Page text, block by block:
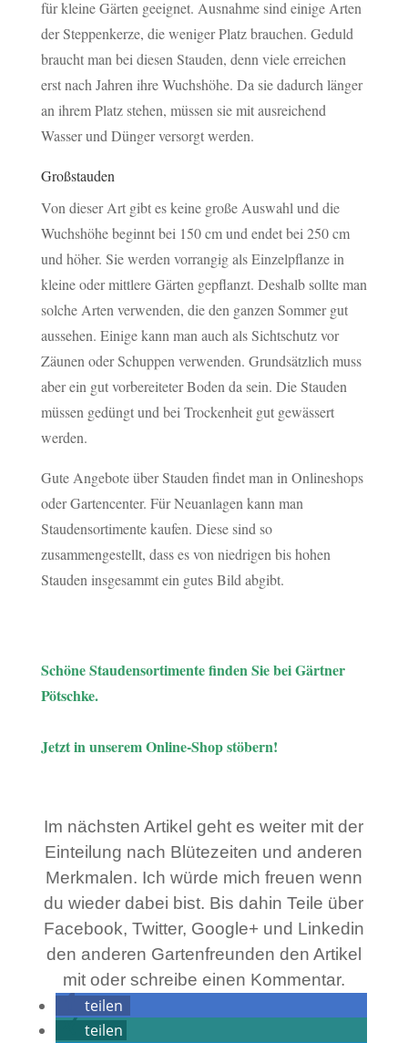
für kleine Gärten geeignet. Ausnahme sind einige Arten
der Steppenkerze, die weniger Platz brauchen. Geduld
braucht man bei diesen Stauden, denn viele erreichen
erst nach Jahren ihre Wuchshöhe. Da sie dadurch länger
an ihrem Platz stehen, müssen sie mit ausreichend
Wasser und Dünger versorgt werden.
Großstauden
Von dieser Art gibt es keine große Auswahl und die
Wuchshöhe beginnt bei 150 cm und endet bei 250 cm
und höher. Sie werden vorrangig als Einzelpflanze in
kleine oder mittlere Gärten gepflanzt. Deshalb sollte man
solche Arten verwenden, die den ganzen Sommer gut
aussehen. Einige kann man auch als Sichtschutz vor
Zäunen oder Schuppen verwenden. Grundsätzlich muss
aber ein gut vorbereiteter Boden da sein. Die Stauden
müssen gedüngt und bei Trockenheit gut gewässert
werden.
Gute Angebote über Stauden findet man in Onlineshops
oder Gartencenter. Für Neuanlagen kann man
Staudensortimente kaufen. Diese sind so
zusammengestellt, dass es von niedrigen bis hohen
Stauden insgesammt ein gutes Bild abgibt.
Schöne Staudensortimente finden Sie bei Gärtner
Pötschke.
Jetzt in unserem Online-Shop stöbern!
Im nächsten Artikel geht es weiter mit der
Einteilung nach Blütezeiten und anderen
Merkmalen. Ich würde mich freuen wenn
du wieder dabei bist. Bis dahin Teile über
Facebook, Twitter, Google+ und Linkedin
den anderen Gartenfreunden den Artikel
mit oder schreibe einen Kommentar.
teilen
teilen